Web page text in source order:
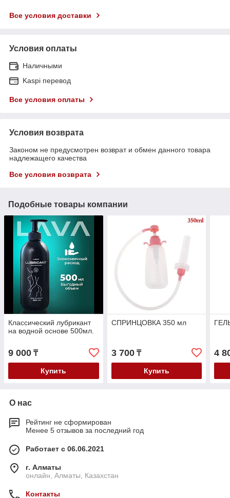
Все условия доставки
Условия оплаты
Наличными
Kaspi перевод
Все условия оплаты
Условия возврата
Законом не предусмотрен возврат и обмен данного товара
надлежащего качества
Все условия возврата
Подобные товары компании
Классический лубрикант
на водной основе 500мл.
9 000 ₸
Купить
СПРИНЦОВКА 350 мл
3 700₸
Купить
4
О нас
Рейтинг не сформирован
Менее 5 отзывов за последний год
Работает с 06.06.2021
г. Алматы
онлайн, Алматы, Казахстан
Контакты